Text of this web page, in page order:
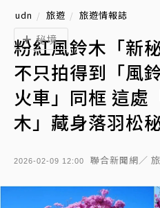
udn 旅遊 旅遊情報誌
粉紅風鈴木「新
不只拍得到「風
火車」同框 這處
木」藏身落羽松
2026-02-09 12:00 聯合新聞網／
秘境